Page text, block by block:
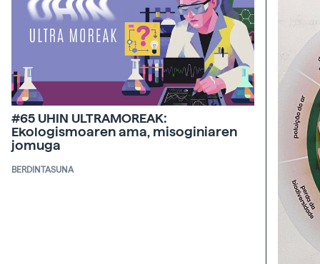
#65 UHIN ULTRAMOREAK:
Ekologismoaren ama, misoginiaren
jomuga
BERDINTASUNA